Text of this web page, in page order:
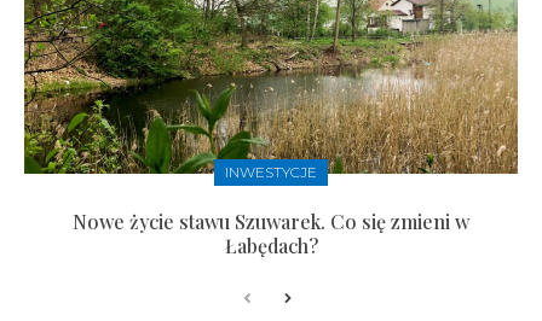
INWESTYCJE
Nowe życie stawu Szuwarek. Co się zmieni w
Łabędach?